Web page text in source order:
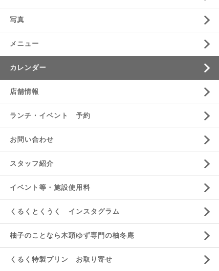
写真
メニュー
カレンダー
店舗情報
ランチ・イベント 予約
お問い合わせ
スタッフ紹介
イベント等・施設使用料
くるくとくうく インスタグラム
柚子のことなら木頭ゆず専門の柚冬庵
くるく特製プリン お取り寄せ